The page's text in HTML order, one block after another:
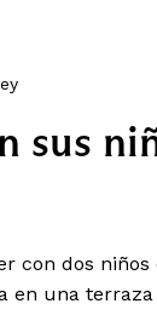
sus
con dos
en una